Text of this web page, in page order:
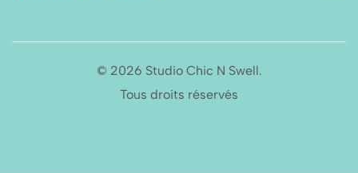
© 2026 Studio Chic N Swell.
Tous droits réservés